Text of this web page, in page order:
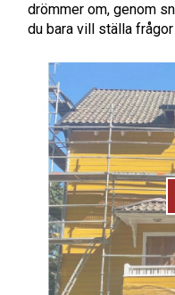
drömmer om, genom
du bara vill ställa